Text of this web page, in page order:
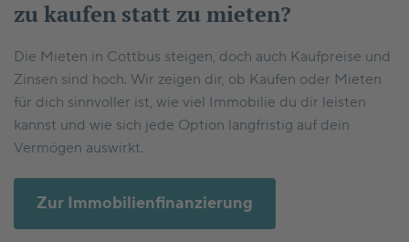
zu kaufen statt zu mieten?
Die Mieten in Cottbus steigen, doch auch Kaufpreise und
Zinsen sind hoch. Wir zeigen dir, ob Kaufen oder Mieten
für dich sinnvoller ist, wie viel Immobilie du dir leisten
kannst und wie sich jede Option langfristig auf dein
Vermögen auswirkt.
Zur Immobilienfinanzierung